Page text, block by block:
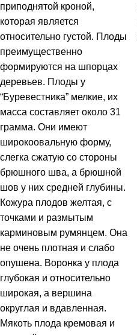
приподнятой кроной,
которая является
относительно густой. Плоды
преимущественно
формируются на шпорцах
деревьев. Плоды у
“Буревестника” мелкие, их
масса составляет около 31
грамма. Они имеют
широкоовальную форму,
слегка сжатую со стороны
брюшного шва, а брюшной
шов у них средней глубины.
Кожура плодов желтая, с
точками и размытым
карминовым румянцем. Она
не очень плотная и слабо
опушена. Воронка у плода
глубокая и относительно
широкая, а вершина
округлая и вдавленная.
Мякоть плода кремовая и